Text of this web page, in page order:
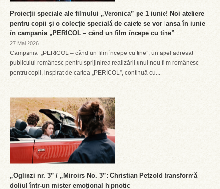
Proiecții speciale ale filmului „Veronica” pe 1 iunie! Noi ateliere
pentru copii și o colecție specială de caiete se vor lansa în iunie
în campania „PERICOL – când un film începe cu tine”
27 Mai 2026
Campania „PERICOL – când un film începe cu tine”, un apel adresat
publicului românesc pentru sprijinirea realizării unui nou film românesc
pentru copii, inspirat de cartea „PERICOL”, continuă cu...
„Oglinzi nr. 3” / „Miroirs No. 3”: Christian Petzold transformă
doliul într-un mister emoțional hipnotic